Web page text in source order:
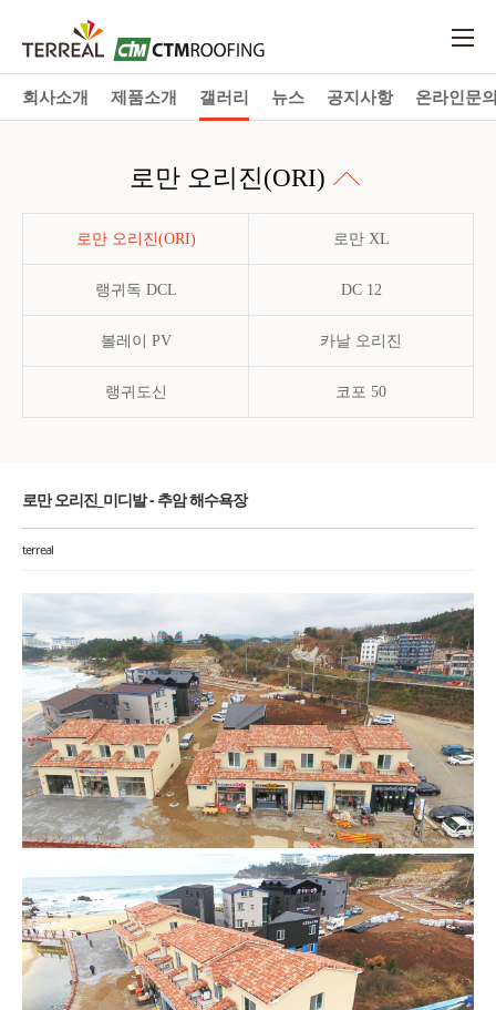
회사소개 제품소개 갤러리 뉴스 공지사항 온라인문
로만 오리진(ORI)
로만 오리진(ORI) 로만 XL
랭귀독 DCL DC 12
볼레이 PV 카날 오리진
랭귀도신 코포 50
로만 오리진_미디발 - 추암 해수욕장
terreal